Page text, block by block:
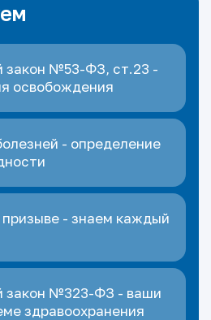
закон №53-ФЗ, ст.23 -
освобождения
- определение
- знаем каждый
закон №323-ФЗ - ваши
здравоохранения